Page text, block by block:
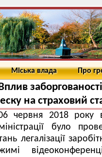
Міська влада Про
на страховий
червня 2018 року
було
легалізації